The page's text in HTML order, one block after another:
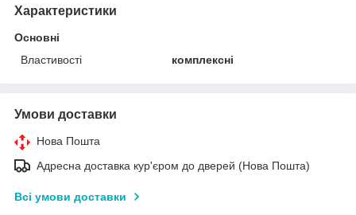
Характеристики
Основні
Властивості
комплексні
Умови доставки
Нова Пошта
Адресна доставка кур'єром до дверей (Нова Пошта)
Всі умови доставки